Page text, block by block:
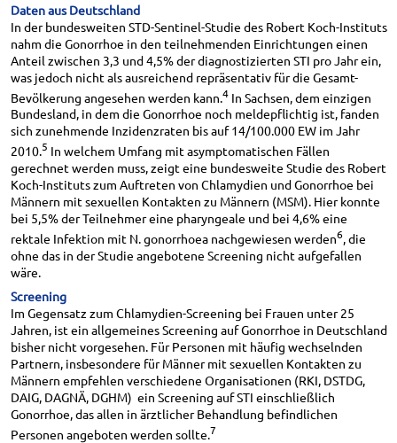
Daten aus Deutschland
In der bundesweiten STD-Sentinel-Studie des Robert Koch-Instituts
nahm die Gonorrhoe in den teilnehmenden Einrichtungen einen
Anteil zwischen 3,3 und 4,5% der diagnostizierten STI pro Jahr ein,
was jedoch nicht als ausreichend repräsentativ für die Gesamt-
Bevölkerung angesehen werden kann. 4 In Sachsen, dem einzigen
Bundesland, in dem die Gonorrhoe noch meldepflichtig ist, fanden
sich zunehmende Inzidenzraten bis auf 14/100.000 EW im Jahr
2010.5 In welchem Umfang mit asymptomatischen Fällen
gerechnet werden muss, zeigt eine bundesweite Studie des Robert
Koch-Instituts zum Auftreten von Chlamydien und Gonorrhoe bei
Männern mit sexuellen Kontakten zu Männern (MSM). Hier konnte
bei 5,5% der Teilnehmer eine pharyngeale und bei 4,6% eine
rektale Infektion mit N. gonorrhoea nachgewiesen werden6 , die
ohne das in der Studie angebotene Screening nicht aufgefallen
wäre.
Screening
Im Gegensatz zum Chlamydien-Screening bei Frauen unter 25
Jahren, ist ein allgemeines Screening auf Gonorrhoe in Deutschland
bisher nicht vorgesehen. Für Personen mit häufig wechselnden
Partnern, insbesondere für Männer mit sexuellen Kontakten zu
Männern empfehlen verschiedene Organisationen (RKI, DSTDG,
DAIG, DAGNÄ, DGHM) ein Screening auf STI einschließlich
Gonorrhoe, das allen in ärztlicher Behandlung befindlichen
Personen angeboten werden sollte. 7